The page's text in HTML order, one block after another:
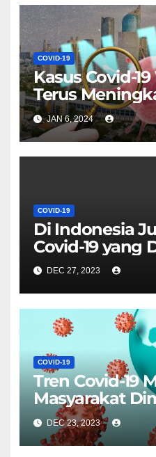
COVID-19
Kasus Covid-19
Terus
JAN 6, 2024
COVID-19
Di Indonesia
Covid-19 yang
Meningkat 255
DEC 27, 2023
COVID-19
Tren Covid-19
Masyarakat
Tingkatkan
DEC 23, 2023